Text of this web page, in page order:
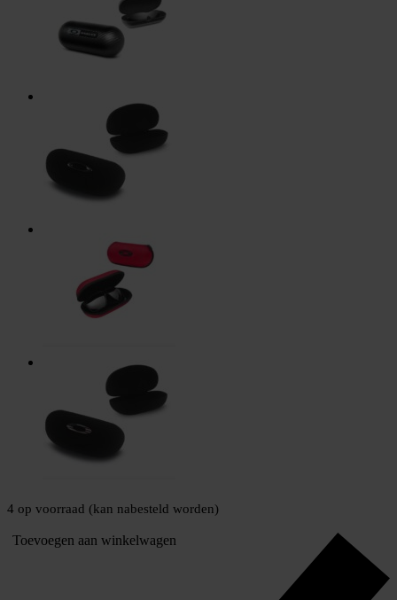
4 op voorraad (kan nabesteld worden)
Toevoegen aan winkelwagen